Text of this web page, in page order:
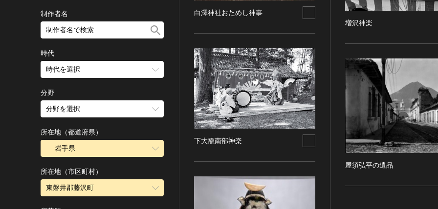
白澤神社おためし神事
下大籠南部神楽
増沢神楽
屋須弘平の遺品
制作者名
時代
時代を選択
縄文 [日本]
弥生 [日本]
古墳 [日本]
飛鳥 [日本]
奈良 [日本]
平安 [日本]
鎌倉 [日本]
分野
分野を選択
建造物
宗教建築
城郭建築
住居建築
近世以前その他
近代その他
所在地（都道府県）
岩手県
所在地（市区町村）
東磐井郡藤沢町